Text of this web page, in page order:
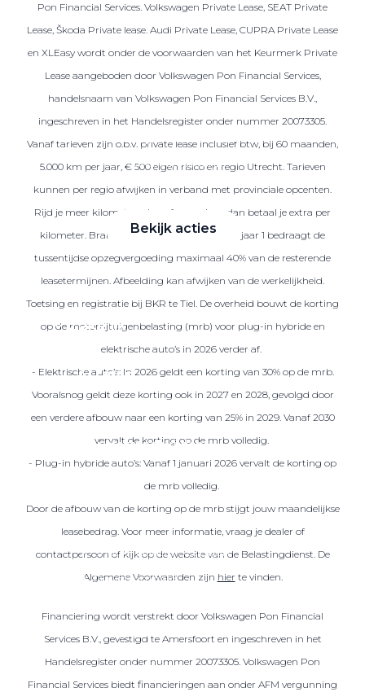
Zakelijke Lease acties
Profiteer van zakelijk
voordeel
Bekijk acties
Zakelijk
Terug
Over elektrisch rijden
Over elektrisch rijden
Onderhoud en kosten
Shuttel laadoplossingen
Duurzaamheid
Veelgestelde vragen
Aanbod elektrisch
Pon Financial Services. Volkswagen Private Lease, SEAT Private
Lease, Škoda Private lease. Audi Private Lease, CUPRA Private Lease
en XLEasy wordt onder de voorwaarden van het Keurmerk Private
Lease aangeboden door Volkswagen Pon Financial Services,
handelsnaam van Volkswagen Pon Financial Services B.V.,
ingeschreven in het Handelsregister onder nummer 20073305.
Vanaf tarieven zijn o.b.v. private lease inclusief btw, bij 60 maanden,
5.000 km per jaar, € 500 eigen risico en regio Utrecht. Tarieven
kunnen per regio afwijken in verband met provinciale opcenten.
Rijd je meer kilometers dan afgesproken, dan betaal je extra per
kilometer. Brandstof is niet inbegrepen. Na jaar 1 bedraagt de
tussentijdse opzegvergoeding maximaal 40% van de resterende
leasetermijnen. Afbeelding kan afwijken van de werkelijkheid.
Toetsing en registratie bij BKR te Tiel. De overheid bouwt de korting
op de motorrijtuigenbelasting (mrb) voor plug-in hybride en
elektrische auto’s in 2026 verder af.
- Elektrische auto’s: In 2026 geldt een korting van 30% op de mrb.
Vooralsnog geldt deze korting ook in 2027 en 2028, gevolgd door
een verdere afbouw naar een korting van 25% in 2029. Vanaf 2030
vervalt de korting op de mrb volledig.
- Plug-in hybride auto’s: Vanaf 1 januari 2026 vervalt de korting op
de mrb volledig.
Door de afbouw van de korting op de mrb stijgt jouw maandelijkse
leasebedrag. Voor meer informatie, vraag je dealer of
contactpersoon of kijk op de website van de Belastingdienst. De
Algemene Voorwaarden zijn hier te vinden.
Financiering wordt verstrekt door Volkswagen Pon Financial
Services B.V., gevestigd te Amersfoort en ingeschreven in het
Handelsregister onder nummer 20073305. Volkswagen Pon
Financial Services biedt financieringen aan onder AFM vergunning